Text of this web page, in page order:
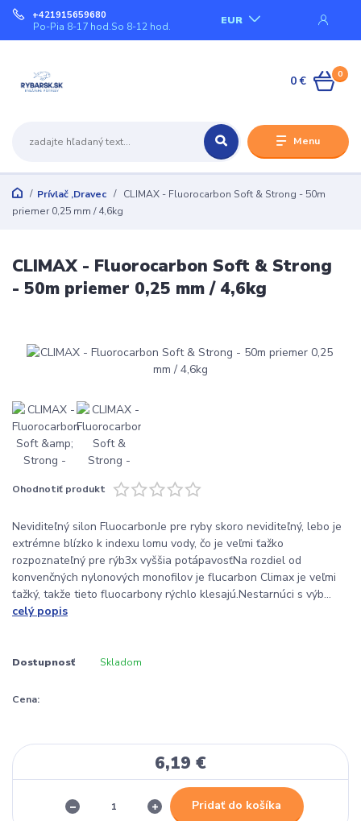
Menu
EUR
+421915659680
Po-Pia 8-17 hod.So 8-12 hod.
0
0 €
Prívlač ,Dravec
CLIMAX - Fluorocarbon Soft & Strong - 50m
priemer 0,25 mm / 4,6kg
CLIMAX - Fluorocarbon Soft & Strong
- 50m priemer 0,25 mm / 4,6kg
Ohodnotiť produkt
Neviditeľný silon FluocarbonJe pre ryby skoro neviditeľný, lebo je
extrémne blízko k indexu lomu vody, čo je veľmi ťažko
rozpoznateľný pre rýb3x vyššia potápavosťNa rozdiel od
konvenčných nylonových monofilov je flucarbon Climax je veľmi
ťažký, takže tieto fluocarbony rýchlo klesajú.Nestarnúci s výb...
celý popis
Dostupnosť Skladom
Cena:
6,19 €
Pridať do košíka